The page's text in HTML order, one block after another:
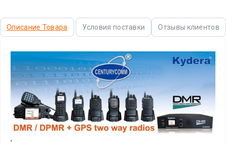
Описание Товара Условия поставки Отзывы клиентов
,